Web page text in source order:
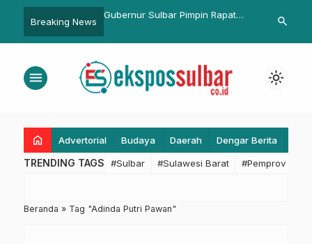
Breaking News
Gubernur Sulbar Pimpin Rapat
Pembahasan MoU SPAM Regional
Majene-Polman Senilai Rp300
Ajbar Perkuat Nilai
search
menu light_mode
home Advertorial Budaya Daerah Dengar Berita
TRENDING TAGS #Sulbar #Sulawesi Barat #Pemprov
Beranda » Tag "Adinda Putri Pawan"